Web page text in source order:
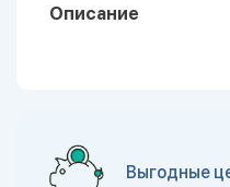
Описание
Выгодные